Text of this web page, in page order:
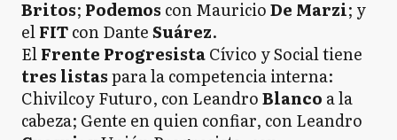
Britos; Podemos con MauricioDe Marzi; y
elFITcon DanteSuárez.
ElFrente ProgresistaCívico y Social tiene
tres listaspara la competencia interna:
Chivilcoy Futuro, con LeandroBlanco a la
cabeza; Gente en quien confiar, con Leandro